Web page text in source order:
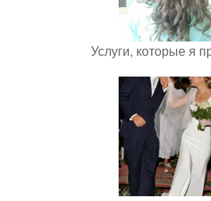
Услуги, которые я